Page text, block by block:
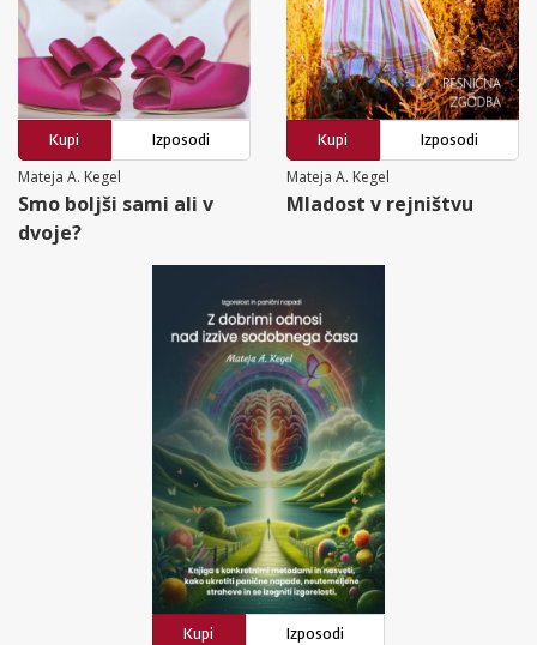
Kupi
Izposodi
Mateja A. Kegel
Smo boljši sami ali v
dvoje?
Kupi
Izposodi
Mateja A. Kegel
Mladost v rejništvu
Kupi
Izposodi